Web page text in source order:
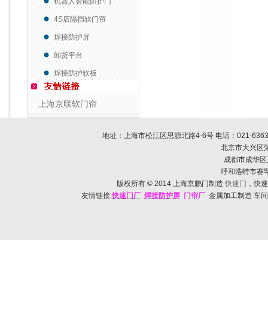
4S店隔挡软门帘
焊接防护屏
卸货平台
焊接防护软板
上海京联软门帘
地址：上海市松江区思源北路4-6号 电话： 021-
北京市大兴区
成都市成华区
呼和浩特市赛
版权所有 © 2014 上海京鹏门制造 快速门 ，快
友情链接:快速门 厂 焊接防护屏 门帘厂 金属加工制造 车